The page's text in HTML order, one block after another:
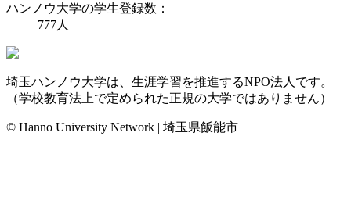
ハンノウ大学の学生登録数：
777人
埼玉ハンノウ大学は、生涯学習を推進するNPO法人です。
（学校教育法上で定められた正規の大学ではありません）
© Hanno University Network | 埼玉県飯能市